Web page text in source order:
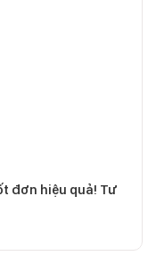
đơn hiệu quả! Tư